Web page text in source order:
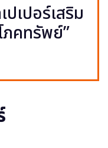
เปอร์เสริม
ภคทรัพย์”